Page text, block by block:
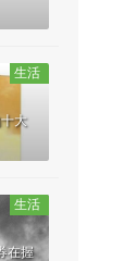
生活
大
生活
在握